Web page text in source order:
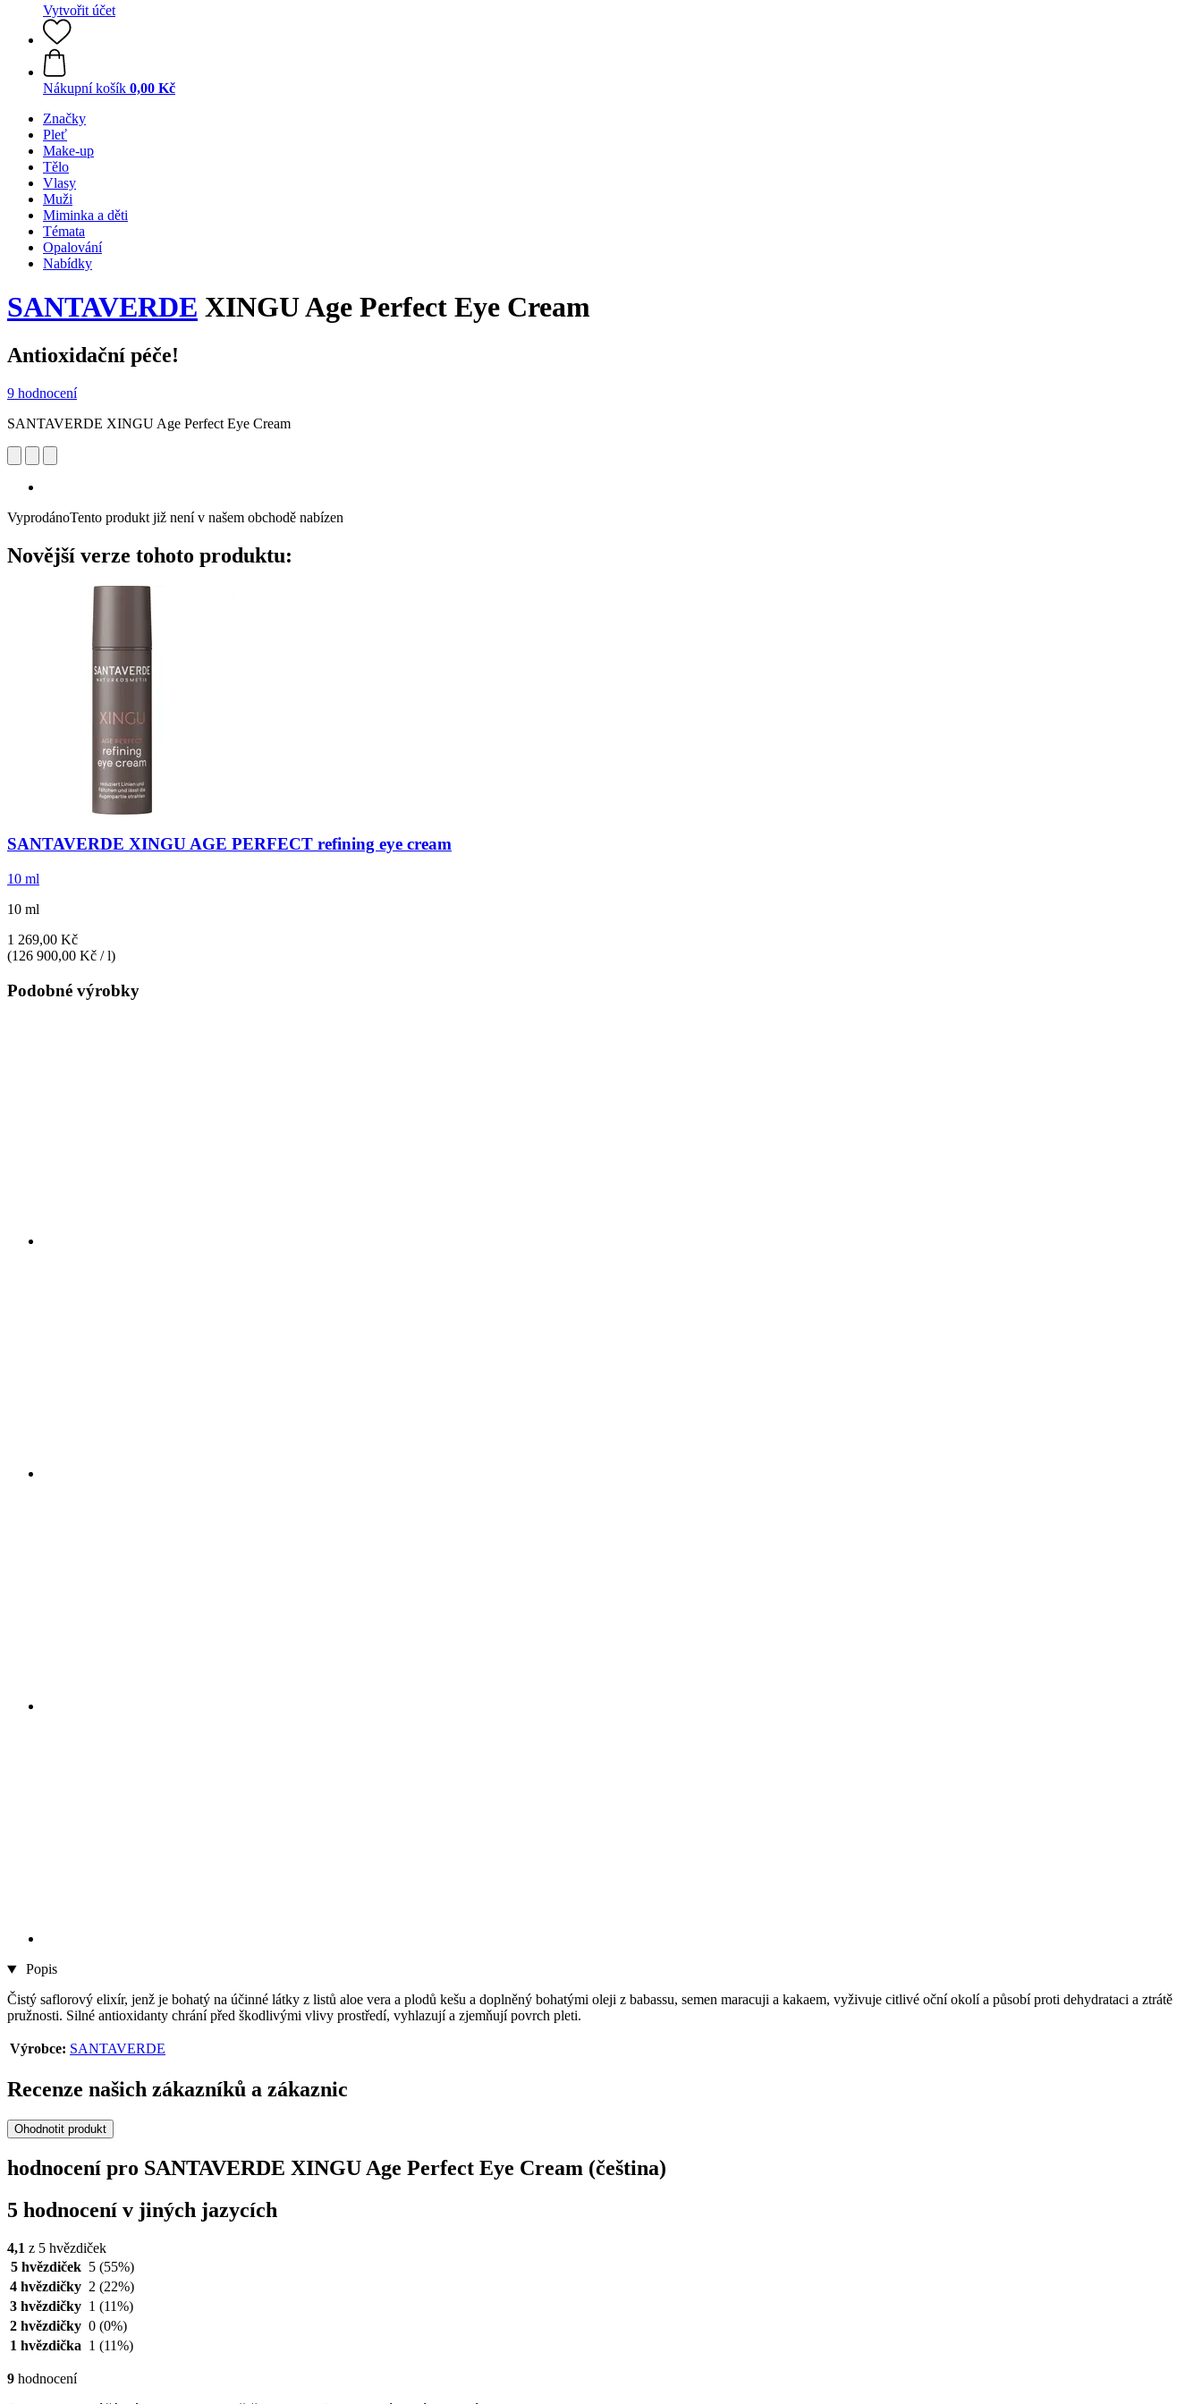
Vytvořit účet
Nákupní košík 0,00 Kč
Značky
Pleť
Make-up
Tělo
Vlasy
Muži
Miminka a děti
Témata
Opalování
Nabídky
SANTAVERDE XINGU Age Perfect Eye Cream
Antioxidační péče!
9 hodnocení
SANTAVERDE XINGU Age Perfect Eye Cream
VyprodánoTento produkt již není v našem obchodě nabízen
Novější verze tohoto produktu:
SANTAVERDE XINGU AGE PERFECT refining eye cream
10 ml
10 ml
1 269,00 Kč
(126 900,00 Kč / l)
Podobné výrobky
Popis
Čistý saflorový elixír, jenž je bohatý na účinné látky z listů aloe vera a plodů kešu a doplněný bohatými oleji z babassu, semen maracuji a kakaem, vyživuje citlivé oční okolí a působí proti dehydrataci a ztrátě
pružnosti. Silné antioxidanty chrání před škodlivými vlivy prostředí, vyhlazují a zjemňují povrch pleti.
Výrobce: SANTAVERDE
Recenze našich zákazníků a zákaznic
Ohodnotit produkt
hodnocení pro SANTAVERDE XINGU Age Perfect Eye Cream (čeština)
5 hodnocení v jiných jazycích
4,1 z 5 hvězdiček
5 hvězdiček 5 (55%)
4 hvězdičky 2 (22%)
3 hvězdičky 1 (11%)
2 hvězdičky 0 (0%)
1 hvězdička 1 (11%)
9 hodnocení